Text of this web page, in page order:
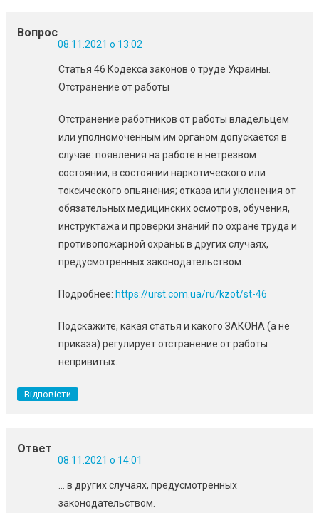
Вопрос
08.11.2021 о 13:02
Статья 46 Кодекса законов о труде Украины.
Отстранение от работы
Отстранение работников от работы владельцем
или уполномоченным им органом допускается в
случае: появления на работе в нетрезвом
состоянии, в состоянии наркотического или
токсического опьянения; отказа или уклонения от
обязательных медицинских осмотров, обучения,
инструктажа и проверки знаний по охране труда и
противопожарной охраны; в других случаях,
предусмотренных законодательством.
Подробнее: https://urst.com.ua/ru/kzot/st-46
Подскажите, какая статья и какого ЗАКОНА (а не
приказа) регулирует отстранение от работы
непривитых.
Відповісти
Ответ
08.11.2021 о 14:01
… в других случаях, предусмотренных
законодательством.